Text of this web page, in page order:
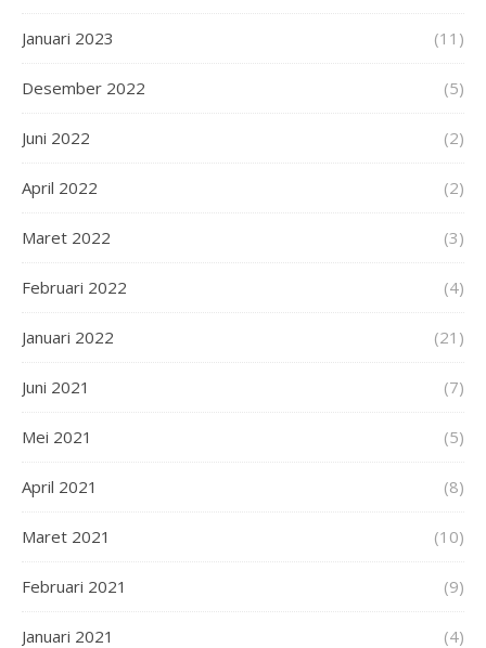
Januari 2023 (11)
Desember 2022 (5)
Juni 2022 (2)
April 2022 (2)
Maret 2022 (3)
Februari 2022 (4)
Januari 2022 (21)
Juni 2021 (7)
Mei 2021 (5)
April 2021 (8)
Maret 2021 (10)
Februari 2021 (9)
Januari 2021 (4)